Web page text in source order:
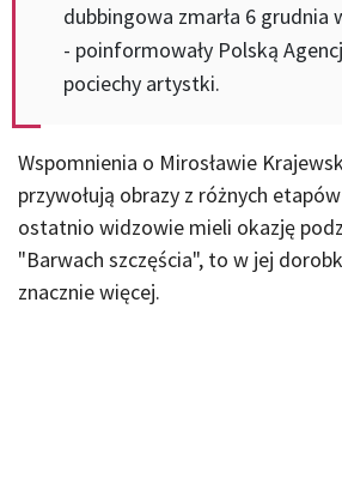
dubbingowa zmarła 6 grudnia
- poinformowały Polską
pociechy artystki.
Wspomnienia o Mirosławie
przywołują obrazy z różnych
ostatnio widzowie mieli okazję
"Barwach szczęścia", to w jej
znacznie więcej.